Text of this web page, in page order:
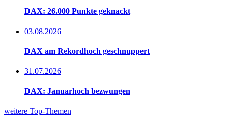
DAX: 26.000 Punkte geknackt
03.08.2026
DAX am Rekordhoch geschnuppert
31.07.2026
DAX: Januarhoch bezwungen
weitere Top-Themen